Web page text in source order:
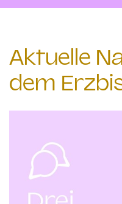
Aktuelle
dem